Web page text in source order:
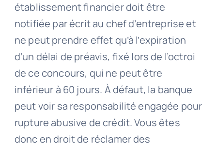
établissement financier doit être
notifiée par écrit au chef d’entreprise et
ne peut prendre effet qu’à l’expiration
d’un délai de préavis, fixé lors de l’octroi
de ce concours, qui ne peut être
inférieur à 60 jours. À défaut, la banque
peut voir sa responsabilité engagée pour
rupture abusive de crédit. Vous êtes
donc en droit de réclamer des